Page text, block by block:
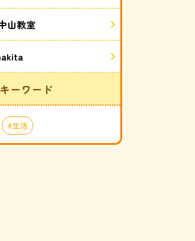
山教室
ーワード
生活